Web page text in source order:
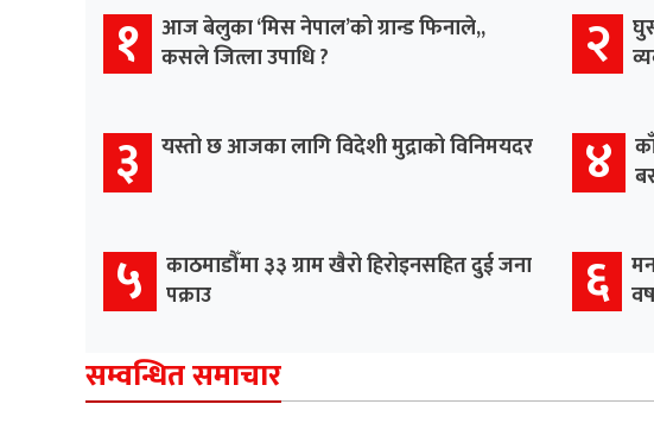
१ आज बेलुका ‘मिस नेपाल’को ग्रान्ड फिनाले,,
कसले जित्ला उपाधि ?
२
३ यस्तो छ आजका लागि विदेशी मुद्राको विनिमयदर ४
५ काठमाडौँमा ३३ ग्राम खैरो हिरोइनसहित दुई जना
पक्राउ
६
सम्वन्धित समाचार